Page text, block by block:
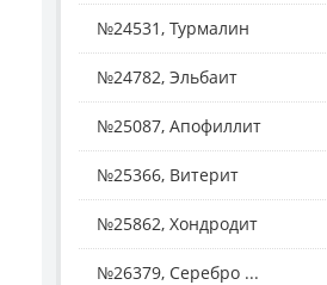
№24531, Турмалин
№24782, Эльбаит
№25087, Апофиллит
№25366, Витерит
№25862, Хондродит
№26379, Серебро ...